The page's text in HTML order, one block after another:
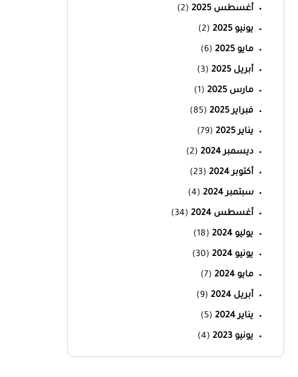
أغسطس 2025 (2)
يونيو 2025 (2)
مايو 2025 (6)
أبريل 2025 (3)
مارس 2025 (1)
فبراير 2025 (85)
يناير 2025 (79)
ديسمبر 2024 (2)
أكتوبر 2024 (23)
سبتمبر 2024 (4)
أغسطس 2024 (34)
يوليو 2024 (18)
يونيو 2024 (30)
مايو 2024 (7)
أبريل 2024 (9)
يناير 2024 (5)
يونيو 2023 (4)